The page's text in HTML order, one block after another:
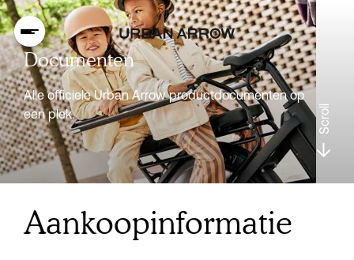
Documenten
Alle officiele Urban Arrow productdocumenten op
een plek.
Scroll
Aankoopinformatie